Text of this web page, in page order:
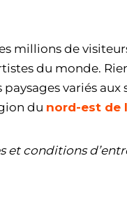
millions de
du monde.
paysages variés
du nord-est de
et conditions